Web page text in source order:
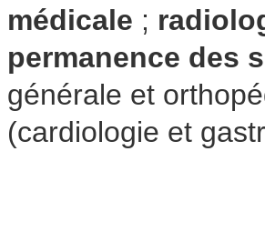
médicale ;
permanence des
générale et
(cardiologie et